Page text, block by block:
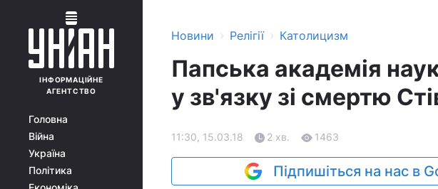
ІНФОРМАЦІЙНЕ
АГЕНТСТВО
Головна
Війна
Україна
Політика
Новини › Релігії › Католицизм
Папська академія
у зв'язку зі смертю
11:30, 15.03.18 2 хв. 1463
Підпишіться на нас в